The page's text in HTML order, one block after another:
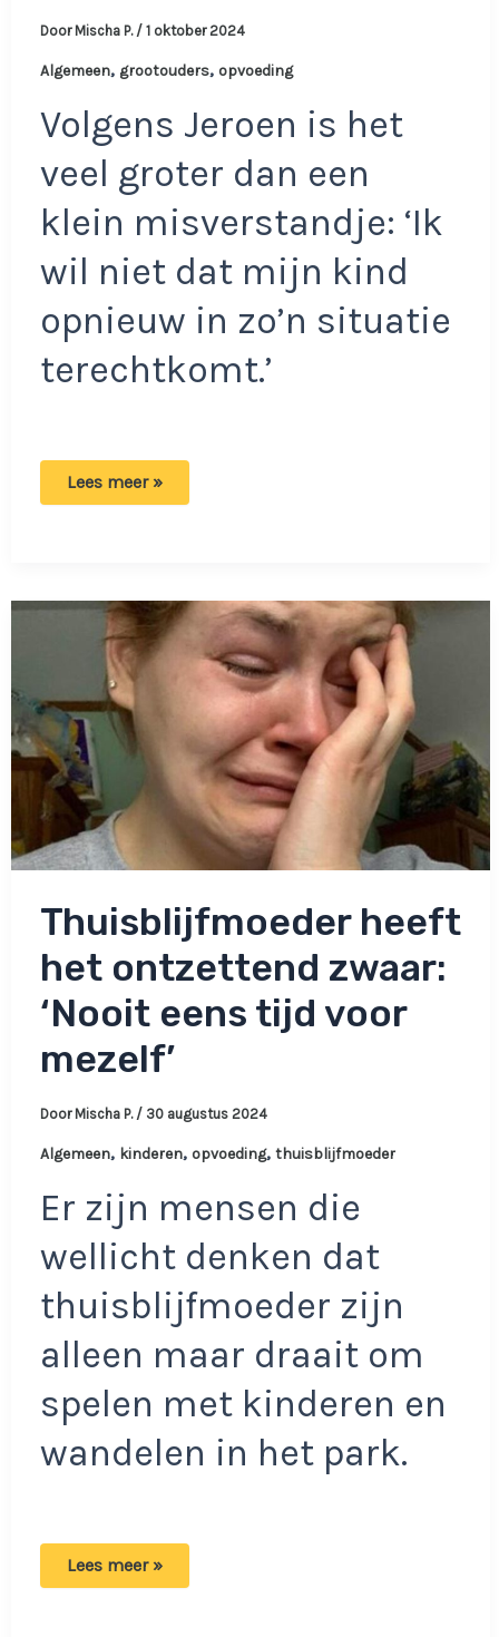
Door Mischa P. / 1 oktober 2024
Algemeen, grootouders, opvoeding
Volgens Jeroen is het
veel groter dan een
klein misverstandje: ‘Ik
wil niet dat mijn kind
opnieuw in zo’n situatie
terechtkomt.’
Jeroen
zoontje
meenemen
‘Principekwestie’
Lees meer »
Thuisblijfmoeder heeft
het ontzettend zwaar:
‘Nooit eens tijd voor
mezelf’
Door Mischa P. / 30 augustus 2024
Algemeen, kinderen, opvoeding, thuisblijfmoeder
Er zijn mensen die
wellicht denken dat
thuisblijfmoeder zijn
alleen maar draait om
spelen met kinderen en
wandelen in het park.
Thuisblijfmoeder
Lees meer »